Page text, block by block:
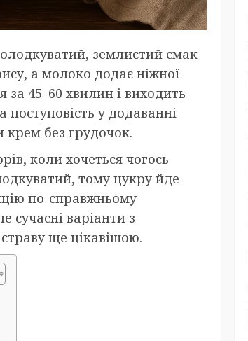
землистий смак
а молоко додає ніжної
за 45–60 хвилин і виходить
у додаванні
крем без грудочок.
коли хочеться чогось
тому цукру йде
по-справжньому
сучасні варіанти з
ще цікавішою.